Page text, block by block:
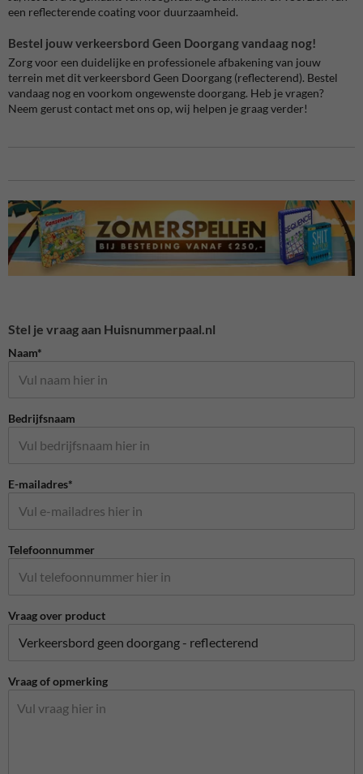
een reflecterende coating voor duurzaamheid.
Bestel jouw verkeersbord Geen Doorgang vandaag nog!
Zorg voor een duidelijke en professionele afbakening van jouw
terrein met ditverkeersbord Geen Doorgang (reflecterend). Bestel
vandaag nog en voorkom ongewenste doorgang. Heb je vragen?
Neem gerust contact met ons op, wij helpen je graag verder!
Stel je vraag aan Huisnummerpaal.nl
Naam*
Bedrijfsnaam
E-mailadres*
Telefoonnummer
Vraag over product
Vraag of opmerking